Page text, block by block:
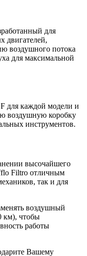
для
двигателей,
воздушного потока
для максимальной
для каждой модели и
воздушную коробку
инструментов.
высочайшего
Filtro отличным
так и для
воздушный
км), чтобы
работы
Вашему